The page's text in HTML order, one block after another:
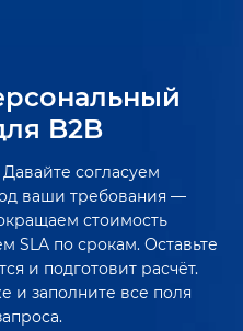
B2B
согласуем
ваши требования —
стоимость
SLA по срокам. Оставьте
и подготовит расчёт.
и заполните все поля